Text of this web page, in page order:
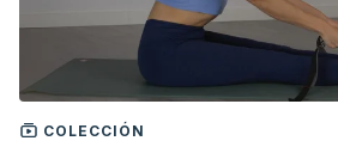
COLECCIÓN